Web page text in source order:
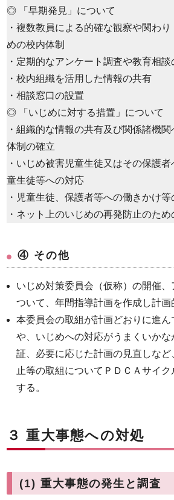
◎ 「早期発見」について
・複数教員による的確な観察や関わ
めの校内体制
・定期的なアンケート調査や教育相談
・校内組織を活用した情報の共有
・相談窓口の設置
◎ 「いじめに対する措置」について
・組織的な情報の共有及び関係諸機
体制の確立
・いじめ被害児童生徒又はその保護
童生徒等への対応
・児童生徒、保護者等への働きかけ
・ネット上のいじめの再発防止のた
④ その他
いじめ対策委員会（仮称）の開催
ついて、年間指導計画を作成し計画
本委員会の取組が計画どおりに進ん
や、いじめへの対応がうまくいかな
証、必要に応じた計画の見直しな
止等の取組についてＰＤＣＡサイ
する。
３ 重大事態への対処
(1) 重大事態の発生と調査